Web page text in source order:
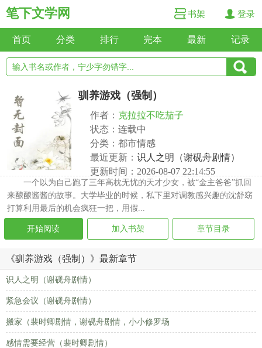
笔下文学网 书架 登录
首页 分类 排行 完本 最新 记录
驯养游戏（强制）
作者： 克拉拉不吃茄子
状态：连载中
分类：都市情感
最近更新： 识人之明（谢砚舟剧情）
更新时间：2026-08-07 22:14:55
一个以为自己跑了三年高枕无忧的天才少女，被“金主爸爸”抓回
来酿酿酱酱的故事。大学毕业的时候，私下里对调教感兴趣的沈舒窈
打算利用最后的机会疯狂一把，用假...
开始阅读 加入书架 章节目录
《驯养游戏（强制）》最新章节
识人之明（谢砚舟剧情）
紧急会议（谢砚舟剧情）
搬家（裴时卿剧情，谢砚舟剧情，小小修罗场
感情需要经营（裴时卿剧情）